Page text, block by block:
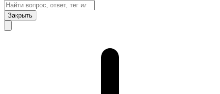
Закрыть